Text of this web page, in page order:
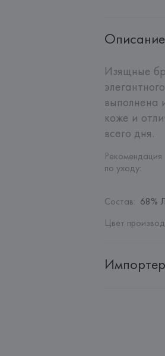
Описание
Изящные
выполнена
коже и
всего дня.
Рекомендация
по уходу:
Состав: 68%
Цвет
Импортер